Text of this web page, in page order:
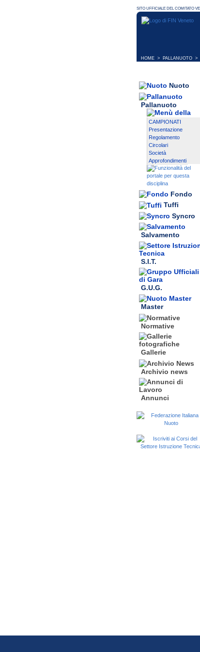
HOME > PALLANUOTO >
Nuoto
Pallanuoto
CAMPIONATI
Presentazione
Regolamento
Circolari
Società
Approfondimenti
Fondo
Tuffi
Syncro
Salvamento
S.I.T.
G.U.G.
Master
Normative
Gallerie
Archivio news
Annunci